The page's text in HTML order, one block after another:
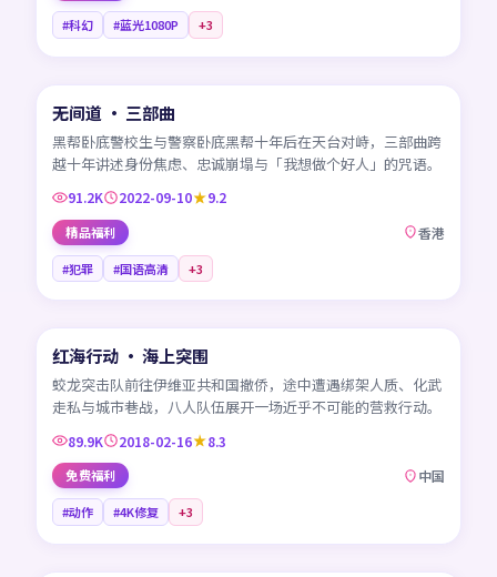
#科幻 #蓝光1080P +3
HK
无间道 · 三部曲
黑帮卧底警校生与警察卧底黑帮十年后在天台对峙，三部曲跨
越十年讲述身份焦虑、忠诚崩塌与「我想做个好人」的咒语。
91.2K 2022-09-10 9.2
精品福利 香港
#犯罪 #国语高清 +3
CN
红海行动 · 海上突围
蛟龙突击队前往伊维亚共和国撤侨，途中遭遇绑架人质、化武
走私与城市巷战，八人队伍展开一场近乎不可能的营救行动。
89.9K 2018-02-16 8.3
免费福利 中国
#动作 #4K修复 +3